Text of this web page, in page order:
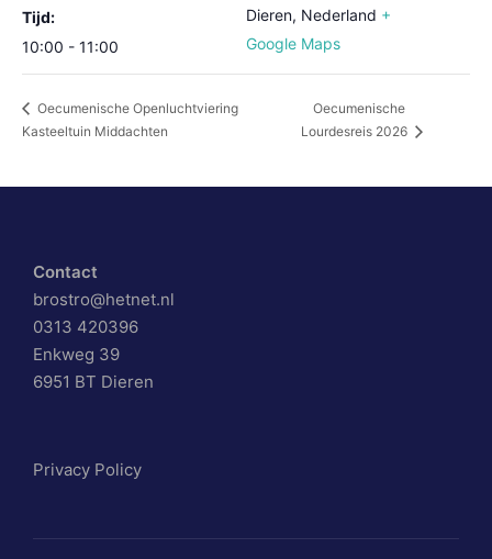
Tijd:
10:00 - 11:00
Dieren, Nederland +
Google Maps
Oecumenische Openluchtviering
Kasteeltuin Middachten
Oecumenische
Lourdesreis 2026
Contact
brostro@hetnet.nl
0313 420396
Enkweg 39
6951 BT Dieren
Privacy Policy